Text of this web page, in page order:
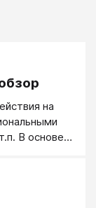
на
В основе
детской
метода